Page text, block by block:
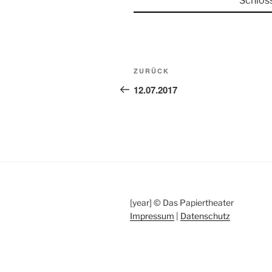
Beitragsnavigation
Vorheriger
Beitrag
ZURÜCK
12.07.2017
[year] © Das Papiertheater
Impressum
Datenschutz